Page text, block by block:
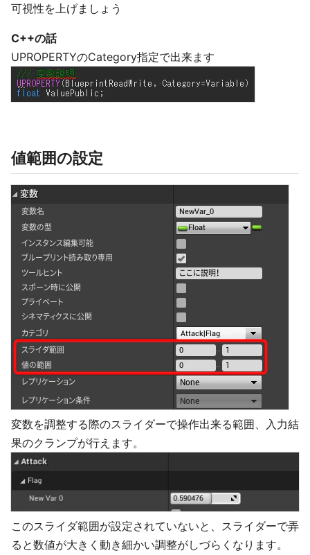
可視性を上げましょう
C++の話
UPROPERTYのCategory指定で出来ます
値範囲の設定
変数を調整する際のスライダーで操作出来る範囲、入力結
果のクランプが行えます。
このスライダ範囲が設定されていないと、スライダーで弄
ると数値が大きく動き細かい調整がしづらくなります。